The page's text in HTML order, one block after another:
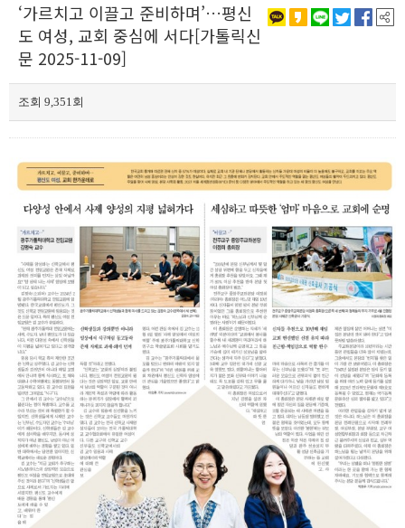
‘가르치고 이끌고 준비하며’…평신
도 여성, 교회 중심에 서다[가톨릭신
문 2025-11-09]
조회 9,351회